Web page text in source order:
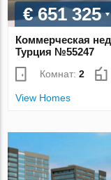
€ 651 325
Коммерческая
Турция №55247
Комнат:2
View Homes